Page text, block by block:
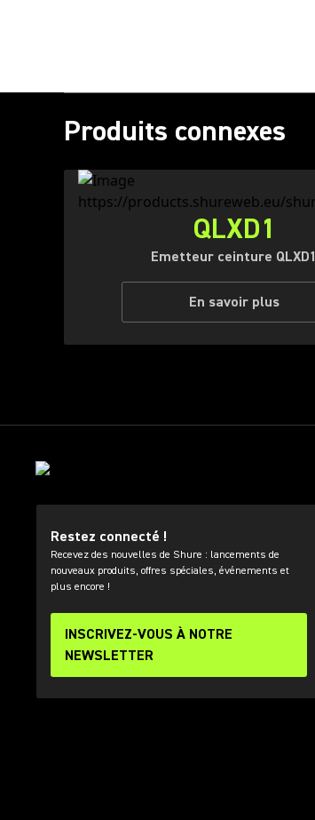
Produits connexes
QLXD1
Emetteur ceinture QLXD1
En savoir plus
Restez connecté !
Recevez des nouvelles de Shure : lancements de
nouveaux produits, offres spéciales, événements et
plus encore !
INSCRIVEZ-VOUS À NOTRE
NEWSLETTER